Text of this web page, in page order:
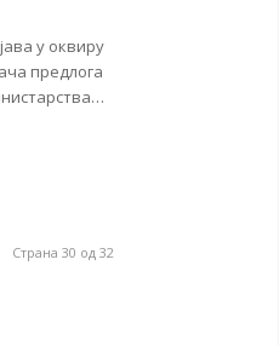
у оквиру
предлога
Страна 30 од 32